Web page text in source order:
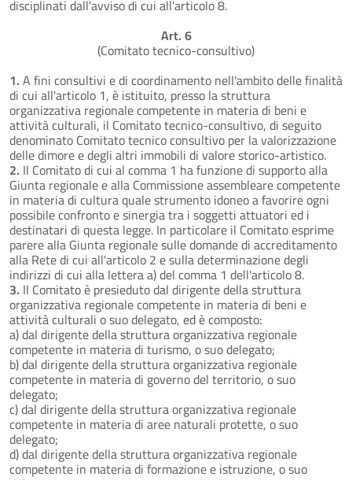
disciplinati dall'avviso di cui all'articolo 8.
Art. 6
(Comitato tecnico-consultivo)
1. A fini consultivi e di coordinamento nell'ambito delle finalità
di cui all'articolo 1, è istituito, presso la struttura
organizzativa regionale competente in materia di beni e
attività culturali, il Comitato tecnico-consultivo, di seguito
denominato Comitato tecnico consultivo per la valorizzazione
delle dimore e degli altri immobili di valore storico-artistico.
2. Il Comitato di cui al comma 1 ha funzione di supporto alla
Giunta regionale e alla Commissione assembleare competente
in materia di cultura quale strumento idoneo a favorire ogni
possibile confronto e sinergia tra i soggetti attuatori ed i
destinatari di questa legge. In particolare il Comitato esprime
parere alla Giunta regionale sulle domande di accreditamento
alla Rete di cui all'articolo 2 e sulla determinazione degli
indirizzi di cui alla lettera a) del comma 1 dell'articolo 8.
3. Il Comitato è presieduto dal dirigente della struttura
organizzativa regionale competente in materia di beni e
attività culturali o suo delegato, ed è composto:
a) dal dirigente della struttura organizzativa regionale
competente in materia di turismo, o suo delegato;
b) dal dirigente della struttura organizzativa regionale
competente in materia di governo del territorio, o suo
delegato;
c) dal dirigente della struttura organizzativa regionale
competente in materia di aree naturali protette, o suo
delegato;
d) dal dirigente della struttura organizzativa regionale
competente in materia di formazione e istruzione, o suo